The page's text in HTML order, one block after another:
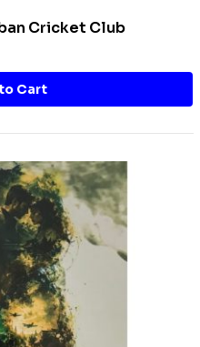
Cricket Club
Cart